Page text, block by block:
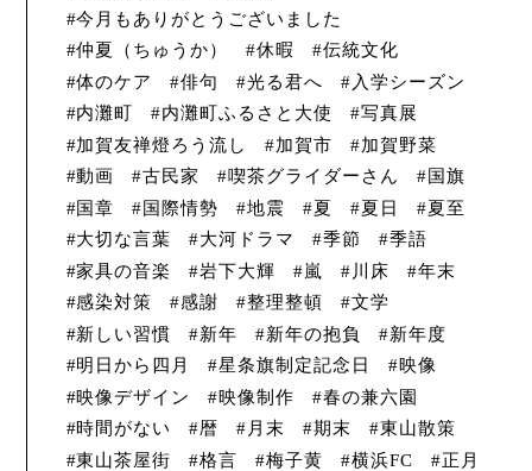
今月もありがとうございました
仲夏（ちゅうか）
休暇
伝統文化
体のケア
俳句 光る君へ
入学シーズン
内灘町
内灘町ふるさと大使
写真展
加賀友禅燈ろう流し
加賀市
加賀野菜
動画
古民家 喫茶グライダーさん
国旗
国章
国際情勢 地震 夏 夏日
夏至
大切な言葉
大河ドラマ 季節
季語
家具の音楽
岩下大輝 嵐 川床
年末
感染対策
感謝 整理整頓
文学
新しい習慣
新年 新年の抱負
新年度
明日から四月
星条旗制定記念日
映像
映像デザイン
映像制作
春の兼六園
時間がない
暦 月末 期末
東山散策
東山茶屋街
格言 梅子黄 横浜FC
正月